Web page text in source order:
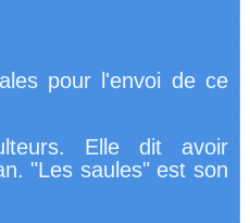
pour l'envoi de ce
Elle dit avoir
"Les saules" est son